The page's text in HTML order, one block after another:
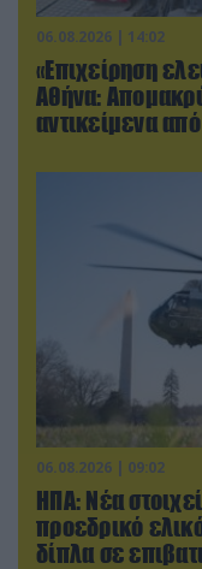
06.08.2026 | 14:02
«Επιχείρηση
Αθήνα:
αντικείμενα
06.08.2026 | 09:02
ΗΠΑ: Nέα
προεδρικό
δίπλα σε